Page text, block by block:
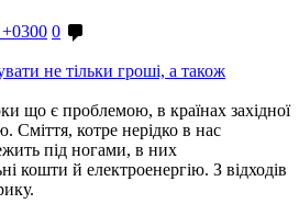
0
що є проблемою, в країнах західної
котре нерідко в нас
під ногами, в них
кошти й електроенергію. З відходів